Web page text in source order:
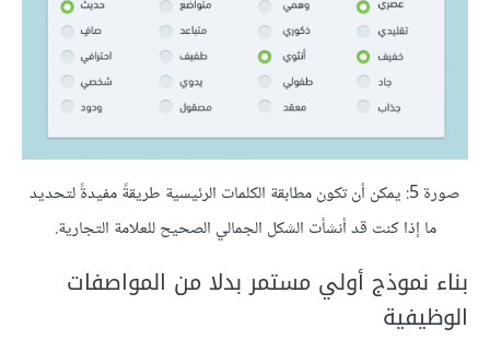
صورة 5: يمكن أن تكون مطابقة الكلمات الرئيسية طريقةً مفيدةً لتحديد
ما إذا كنت قد أنشأت الشكل الجمالي الصحيح للعلامة التجارية.
بناء نموذج أولي مستمر بدلا من المواصفات
الوظيفية